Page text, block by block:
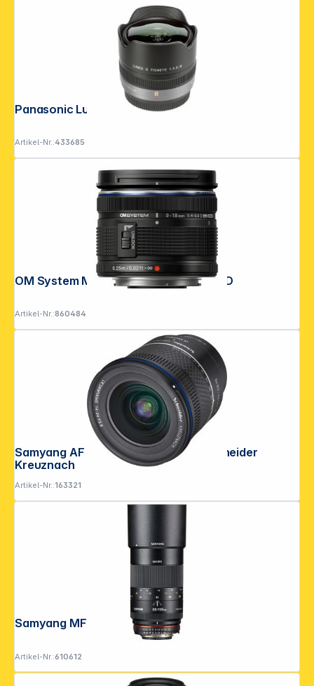
Panasonic Lumix G 3,5/8 Fisheye
Artikel-Nr.:433685
OM System M.Zuiko D 4,0-5,6/9-18 II ED
Artikel-Nr.:860484
Samyang AF 2,8/14-24 FE Sony E Schneider
Kreuznach
Artikel-Nr.:163321
Samyang MF 2,8/100 Makro MFT
Artikel-Nr.:610612